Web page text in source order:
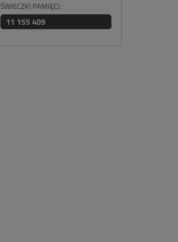
ŚWIECZKI PAMIĘCI:
11 155 409